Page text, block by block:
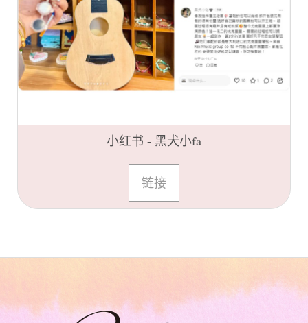
小红书 - 黑犬小fa
链接